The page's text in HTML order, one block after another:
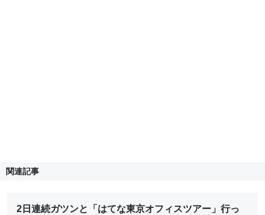
関連記事
2日連続ガツンと「はてな東京オフィスツアー」行っ